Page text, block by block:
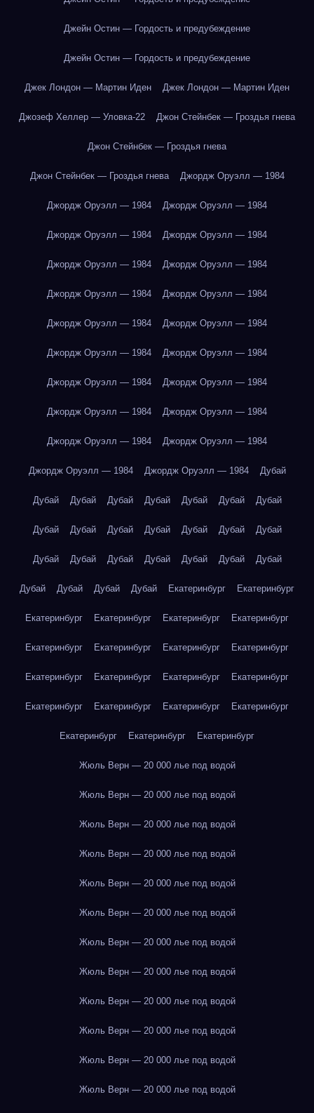
Джейн Остин — Гордость и предубеждение
Джейн Остин — Гордость и предубеждение
Джек Лондон — Мартин Иден Джек Лондон — Мартин Иден
Джозеф Хеллер — Уловка-22 Джон Стейнбек — Гроздья гнева
Джон Стейнбек — Гроздья гнева
Джон Стейнбек — Гроздья гнева Джордж Оруэлл — 1984
Джордж Оруэлл — 1984 Джордж Оруэлл — 1984
Джордж Оруэлл — 1984 Джордж Оруэлл — 1984
Джордж Оруэлл — 1984 Джордж Оруэлл — 1984
Джордж Оруэлл — 1984 Джордж Оруэлл — 1984
Джордж Оруэлл — 1984 Джордж Оруэлл — 1984
Джордж Оруэлл — 1984 Джордж Оруэлл — 1984
Джордж Оруэлл — 1984 Джордж Оруэлл — 1984
Джордж Оруэлл — 1984 Джордж Оруэлл — 1984
Джордж Оруэлл — 1984 Джордж Оруэлл — 1984
Джордж Оруэлл — 1984 Джордж Оруэлл — 1984 Дубай
Дубай Дубай Дубай Дубай Дубай Дубай Дубай
Дубай Дубай Дубай Дубай Дубай Дубай Дубай
Дубай Дубай Дубай Дубай Дубай Дубай Дубай
Дубай Дубай Дубай Дубай Екатеринбург Екатеринбург
Екатеринбург Екатеринбург Екатеринбург Екатеринбург
Екатеринбург Екатеринбург Екатеринбург Екатеринбург
Екатеринбург Екатеринбург Екатеринбург Екатеринбург
Екатеринбург Екатеринбург Екатеринбург Екатеринбург
Екатеринбург Екатеринбург Екатеринбург
Жюль Верн — 20 000 лье под водой
Жюль Верн — 20 000 лье под водой
Жюль Верн — 20 000 лье под водой
Жюль Верн — 20 000 лье под водой
Жюль Верн — 20 000 лье под водой
Жюль Верн — 20 000 лье под водой
Жюль Верн — 20 000 лье под водой
Жюль Верн — 20 000 лье под водой
Жюль Верн — 20 000 лье под водой
Жюль Верн — 20 000 лье под водой
Жюль Верн — 20 000 лье под водой
Жюль Верн — 20 000 лье под водой